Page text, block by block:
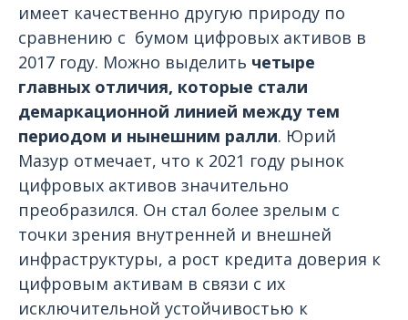
имеет качественно другую природу по
сравнению с бумом цифровых активов в
2017 году. Можно выделить четыре
главных отличия, которые стали
демаркационной линией между тем
периодом и нынешним ралли. Юрий
Мазур отмечает, что к 2021 году рынок
цифровых активов значительно
преобразился. Он стал более зрелым с
точки зрения внутренней и внешней
инфраструктуры, а рост кредита доверия к
цифровым активам в связи с их
исключительной устойчивостью к